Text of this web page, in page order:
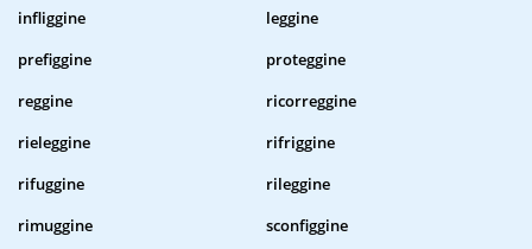
infliggine
leggine
prefiggine
proteggine
reggine
ricorreggine
rieleggine
rifriggine
rifuggine
rileggine
rimuggine
sconfiggine